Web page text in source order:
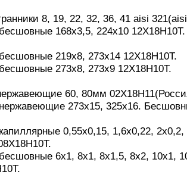
8, 19, 22, 32, 36, 41 aisi
168х3,5, 224х10
219х8, 273х14 12Х18Н10Т.
273х8, 273х9 12Х18Н10Т.
60, 80мм
273х15, 325х16.
0,55х0,15, 1,6х0,22,
6х1, 8х1, 8х1,5, 8х2, 10х1,